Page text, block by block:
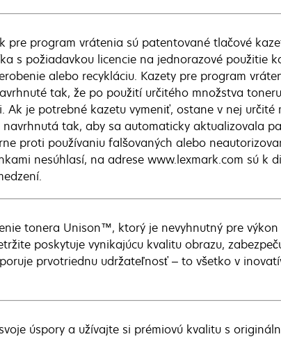
pre program vrátenia sú patentované tlačové
s požiadavkou licencie na jednorazové použitie
alebo recykláciu. Kazety pre program
tak, že po použití určitého množstva
Ak je potrebné kazetu vymeniť, ostane v nej
navrhnutá tak, aby sa automaticky aktualizovala
proti používaniu falšovaných alebo
nesúhlasí, na adrese www.lexmark.com sú k
tonera Unison™, ktorý je nevyhnutný pre
poskytuje vynikajúcu kvalitu obrazu,
prvotriednu udržateľnosť – to všetko v
úspory a užívajte si prémiovú kvalitu s